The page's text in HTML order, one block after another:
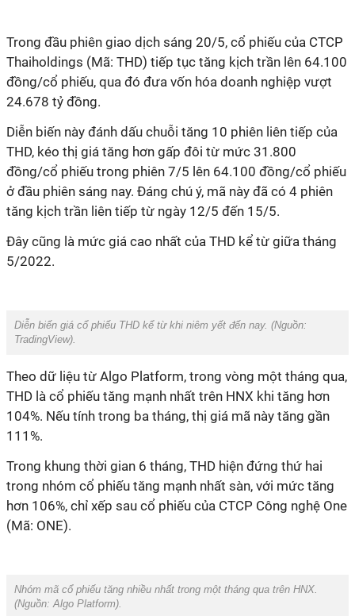
Trong đầu phiên giao dịch sáng 20/5, cổ phiếu của CTCP
Thaiholdings (Mã: THD) tiếp tục tăng kịch trần lên 64.100
đồng/cổ phiếu, qua đó đưa vốn hóa doanh nghiệp vượt
24.678 tỷ đồng.
Diễn biến này đánh dấu chuỗi tăng 10 phiên liên tiếp của
THD, kéo thị giá tăng hơn gấp đôi từ mức 31.800
đồng/cổ phiếu trong phiên 7/5 lên 64.100 đồng/cổ phiếu
ở đầu phiên sáng nay. Đáng chú ý, mã này đã có 4 phiên
tăng kịch trần liên tiếp từ ngày 12/5 đến 15/5.
Đây cũng là mức giá cao nhất của THD kể từ giữa tháng
5/2022.
Diễn biến giá cổ phiếu THD kể từ khi niêm yết đến nay. (Nguồn:
TradingView).
Theo dữ liệu từ Algo Platform, trong vòng một tháng qua,
THD là cổ phiếu tăng mạnh nhất trên HNX khi tăng hơn
104%. Nếu tính trong ba tháng, thị giá mã này tăng gần
111%.
Trong khung thời gian 6 tháng, THD hiện đứng thứ hai
trong nhóm cổ phiếu tăng mạnh nhất sàn, với mức tăng
hơn 106%, chỉ xếp sau cổ phiếu của CTCP Công nghệ One
(Mã: ONE).
Nhóm mã cổ phiếu tăng nhiều nhất trong một tháng qua trên HNX.
(Nguồn: Algo Platform).